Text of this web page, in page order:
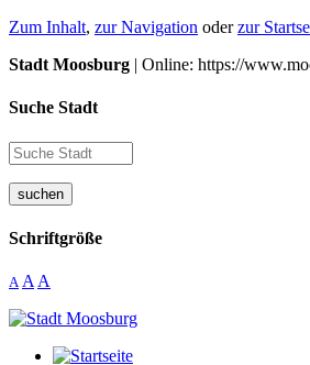
Zum Inhalt, zur Navigation oderzur
Stadt Moosburg | Online: https://
Suche Stadt
suchen
Schriftgröße
A A A